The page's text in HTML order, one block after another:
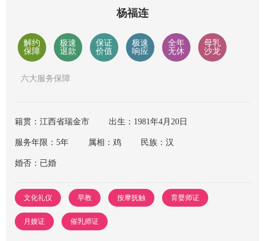
杨福连
解约
保障
极速
退款
保证
价值
极速
响应
全年
无休
母乳
沙龙
六大服务保障
籍贯：江西省瑞金市 出生：1981年4月20日
服务年限：5年 属相：鸡 民族：汉
婚否：已婚
文化礼仪 早教 按摩抚触 育婴师证
月嫂证 催乳师证